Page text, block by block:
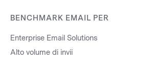
BENCHMARK EMAIL PER
Enterprise Email Solutions
Alto volume di invii